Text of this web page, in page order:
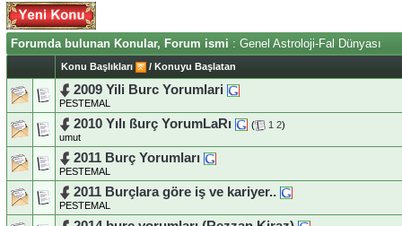
Forumda bulunan Konular, Forum ismi : Genel Astroloji-Fal Dünyası
Konu Başlıkları / Konuyu Başlatan
2009 Yili Burc Yorumlari
PESTEMAL
2010 Yılı ßurç YorumLaRı ( 1 2)
umut
2011 Burç Yorumları
PESTEMAL
2011 Burçlara göre iş ve kariyer..
PESTEMAL